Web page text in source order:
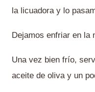
la licuadora y lo
Dejamos enfriar en la
Una vez bien frío,
aceite de oliva y un